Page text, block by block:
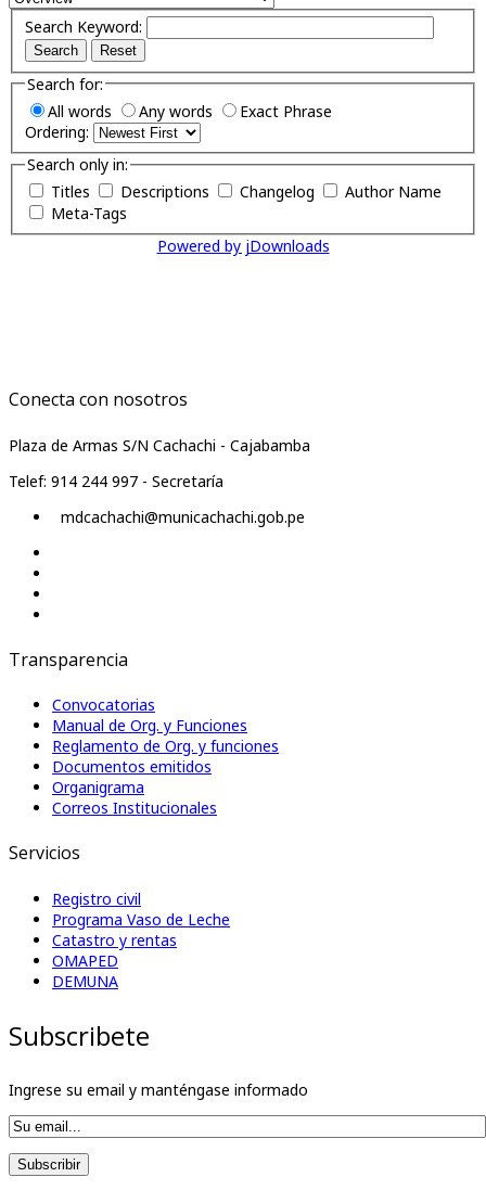
Search Keyword:
Search Reset
Search for:
All words
Any words
Exact Phrase
Ordering:
Search only in:
Titles
Descriptions Changelog
Author Name
Meta-Tags
Powered by jDownloads
Conecta con nosotros
Plaza de Armas S/N Cachachi - Cajabamba
Telef: 914 244 997 - Secretaría
mdcachachi@municachachi.gob.pe
Transparencia
Convocatorias
Manual de Org. y Funciones
Reglamento de Org. y funciones
Documentos emitidos
Organigrama
Correos Institucionales
Servicios
Registro civil
Programa Vaso de Leche
Catastro y rentas
OMAPED
DEMUNA
Subscribete
Ingrese su email y manténgase informado